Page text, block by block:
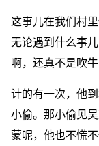
这事儿在我们村里
无论遇到什么事
啊，还真不是吹
计的有一次，他
小偷。那小偷见
蒙呢，他也不慌